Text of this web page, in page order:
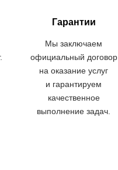
Гарантии
Мы заключаем
официальный договор
на оказание услуг
и гарантируем
качественное
выполнение задач.